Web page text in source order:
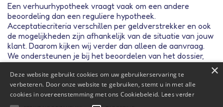
Een verhuurhypotheek vraagt vaak om een andere
beoordeling dan een reguliere hypotheek.
Acceptatiecriteria verschillen per geldverstrekker en ook
de mogelijkheden zijn afhankelijk van de situatie van jouw
klant. Daarom kijken wij verder dan alleen de aanvraag.
We ondersteunen je bij het beoordelen van het dossier,
denken mee over passende geldverstrekkers en
begeleiden het proces van aanvraag tot financiering. Zo
kun jij je richten op het advies aan jouw klant.
×
Deze website gebruikt cookies om uw gebruikerservaring te
verbeteren. Door onze website te gebruiken, stemt u in met alle
cookies in overeenstemming met ons Cookiebeleid. Lees verder